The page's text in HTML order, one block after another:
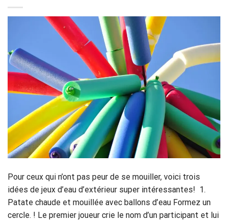
Pour ceux qui n’ont pas peur de se mouiller, voici trois
idées de jeux d’eau d’extérieur super intéressantes! 1.
Patate chaude et mouillée avec ballons d’eau Formez un
cercle. ! Le premier joueur crie le nom d’un participant et lui